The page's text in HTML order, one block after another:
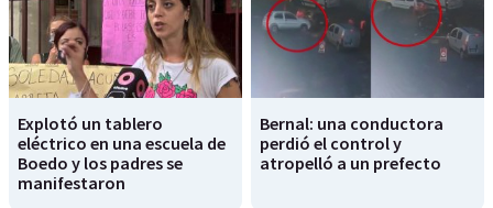
Explotó un tablero
eléctrico en una escuela de
Boedo y los padres se
manifestaron
Bernal: una conductora
perdió el control y
atropelló a un prefecto